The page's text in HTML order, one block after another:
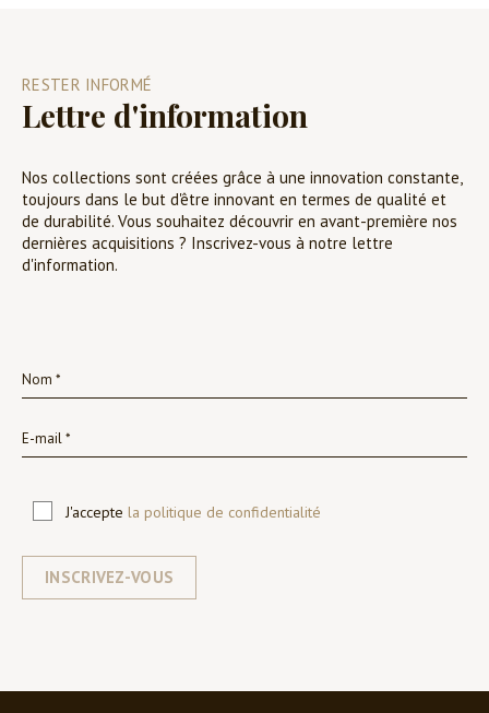
RESTER INFORMÉ
Lettre d'information
Nos collections sont créées grâce à une innovation constante,
toujours dans le but d'être innovant en termes de qualité et
de durabilité. Vous souhaitez découvrir en avant-première nos
dernières acquisitions ? Inscrivez-vous à notre lettre
d'information.
J'accepte la politique de confidentialité
INSCRIVEZ-VOUS